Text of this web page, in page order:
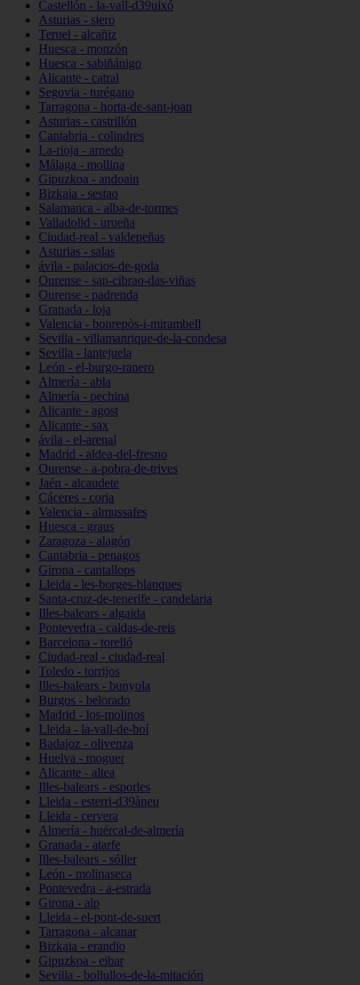
Castellón - la-vall-d39uixó
Asturias - siero
Teruel - alcañiz
Huesca - monzón
Huesca - sabiñánigo
Alicante - catral
Segovia - turégano
Tarragona - horta-de-sant-joan
Asturias - castrillón
Cantabria - colindres
La-rioja - arnedo
Málaga - mollina
Gipuzkoa - andoain
Bizkaia - sestao
Salamanca - alba-de-tormes
Valladolid - urueña
Ciudad-real - valdepeñas
Asturias - salas
ávila - palacios-de-goda
Ourense - san-cibrao-das-viñas
Ourense - padrenda
Granada - loja
Valencia - bonrepòs-i-mirambell
Sevilla - villamanrique-de-la-condesa
Sevilla - lantejuela
León - el-burgo-ranero
Almería - abla
Almería - pechina
Alicante - agost
Alicante - sax
ávila - el-arenal
Madrid - aldea-del-fresno
Ourense - a-pobra-de-trives
Jaén - alcaudete
Cáceres - coria
Valencia - almussafes
Huesca - graus
Zaragoza - alagón
Cantabria - penagos
Girona - cantallops
Lleida - les-borges-blanques
Santa-cruz-de-tenerife - candelaria
Illes-balears - algaida
Pontevedra - caldas-de-reis
Barcelona - torelló
Ciudad-real - ciudad-real
Toledo - torrijos
Illes-balears - bunyola
Burgos - belorado
Madrid - los-molinos
Lleida - la-vall-de-boí
Badajoz - olivenza
Huelva - moguer
Alicante - altea
Illes-balears - esporles
Lleida - esterri-d39àneu
Lleida - cervera
Almería - huércal-de-almería
Granada - atarfe
Illes-balears - sóller
León - molinaseca
Pontevedra - a-estrada
Girona - alp
Lleida - el-pont-de-suert
Tarragona - alcanar
Bizkaia - erandio
Gipuzkoa - eibar
Sevilla - bollullos-de-la-mitación